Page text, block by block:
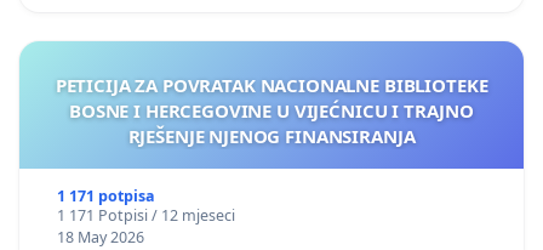
PETICIJA ZA POVRATAK NACIONALNE BIBLIOTEKE
BOSNE I HERCEGOVINE U VIJEĆNICU I TRAJNO
RJEŠENJE NJENOG FINANSIRANJA
1 171 potpisa
1 171 Potpisi / 12 mjeseci
18 May 2026